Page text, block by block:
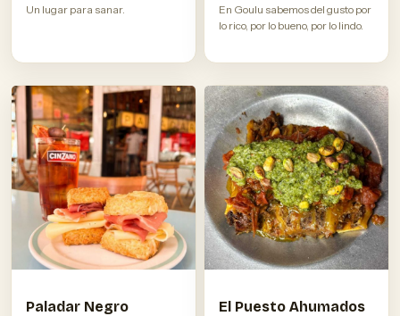
Un lugar para sanar.
En Goulu sabemos del gusto por
lo rico, por lo bueno, por lo lindo.
Paladar Negro El Puesto Ahumados